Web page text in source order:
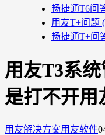
畅捷通T6问
用友T+问题
畅捷通T+问
用友T3系
是打不开用
用友解决方案用友软件